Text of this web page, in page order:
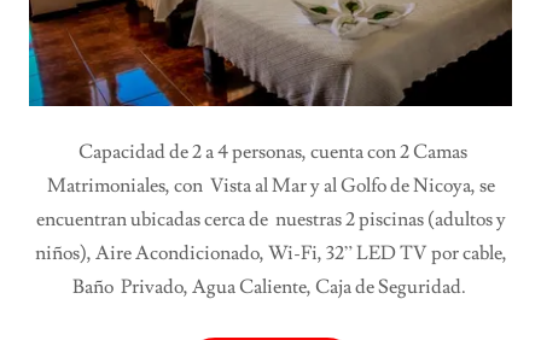
Capacidad de 2 a 4 personas, cuenta con 2 Camas
Matrimoniales, con Vista al Mar y al Golfo de Nicoya, se
encuentran ubicadas cerca de nuestras 2 piscinas (adultos y
niños), Aire Acondicionado, Wi-Fi, 32” LED TV por cable,
Baño Privado, Agua Caliente, Caja de Seguridad.